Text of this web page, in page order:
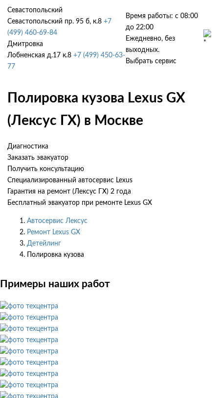
Севастопольский
Севастопольский пр. 95 б, к.8 +7
(499) 460-69-84
Дмитровка
Лобненская д.17 к.8 +7 (499) 450-63-
77
Время работы: с 08:00
до 22:00
Ежедневно, без
выходных.
Выбрать сервис
Полировка кузова Lexus GX
(Лексус ГХ) в Москве
Диагностика
Заказать эвакуатор
Получить консультацию
Специализированный автосервис Lexus
Гарантия на ремонт (Лексус ГХ) 2 года
Бесплатный эвакуатор при ремонте Lexus GX
Автосервис Лексус
Ремонт Lexus GX
Детейлинг
Полировка кузова
Примеры наших работ